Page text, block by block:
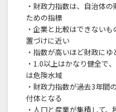
・財政力指数は、自治体
ための指標
・企業と比較はできない
置づけに近い
・指数が高いほど財政にゆ
・1.0以上はかなり健全で
は危険水域
・財政力指数が過去3年間
付体となる
・人口と産業が集積して